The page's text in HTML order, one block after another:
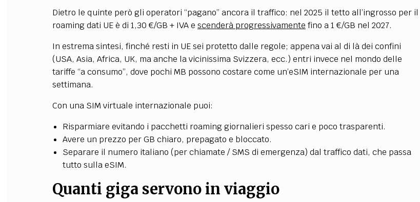
Dietro le quinte però gli operatori “pagano” ancora il traffico: nel 2025 il tetto all’ingrosso per il
roaming dati UE è di 1,30 €/GB + IVA e scenderà progressivamente fino a 1 €/GB nel 2027.
In estrema sintesi, finché resti in UE sei protetto dalle regole; appena vai al di là dei confini
(USA, Asia, Africa, UK, ma anche la vicinissima Svizzera, ecc.) entri invece nel mondo delle
tariffe “a consumo”, dove pochi MB possono costare come un’eSIM internazionale per una
settimana.
Con una SIM virtuale internazionale puoi:
Risparmiare evitando i pacchetti roaming giornalieri spesso cari e poco trasparenti.
Avere un prezzo per GB chiaro, prepagato e bloccato.
Separare il numero italiano (per chiamate / SMS di emergenza) dal traffico dati, che passa
tutto sulla eSIM.
Quanti giga servono in viaggio